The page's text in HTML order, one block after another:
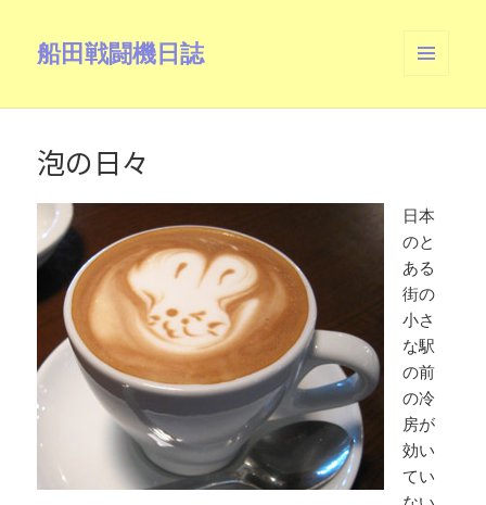
船田戦闘機日誌
ーとウ
泡の日々
日本
のと
ある
街の
小さ
な駅
の前
の冷
房が
効い
てい